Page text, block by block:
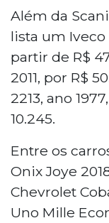
Além da
lista um Iveco
partir de R$
2011, por R$
2213, ano
10.245.
Entre os
Onix Joye
Chevrolet
Uno Mille